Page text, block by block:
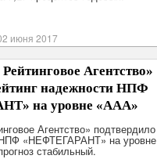
июня 2017
Агентство»
надежности НПФ
на уровне «ААА»
Агентство» подтвердило
НПФ «НЕФТЕГАРАНТ» на уровне
стабильный.